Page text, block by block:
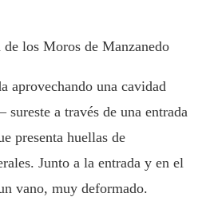
los Moros de Manzanedo
aprovechando una cavidad
sureste a través de una entrada
presenta huellas de
Junto a la entrada y en el
vano, muy deformado.